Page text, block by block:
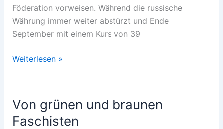
Föderation vorweisen. Während die russische
Währung immer weiter abstürzt und Ende
September mit einem Kurs von 39
Machtkampf
der
Weiterlesen »
Von grünen und braunen
Faschisten